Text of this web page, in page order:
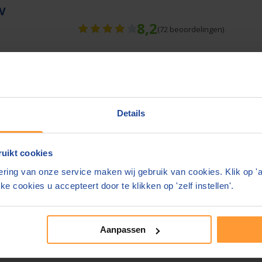
Details
cookies
van onze service maken wij gebruik van cookies. Klik op
cookies u accepteert door te klikken op 'zelf instellen'.
Aanpassen
8,2(72 beoordelingen)
bedragen zijn inclusief btw en bijkomende kosten.
Ervaringen van consumenten Blog & nieuws Over ons